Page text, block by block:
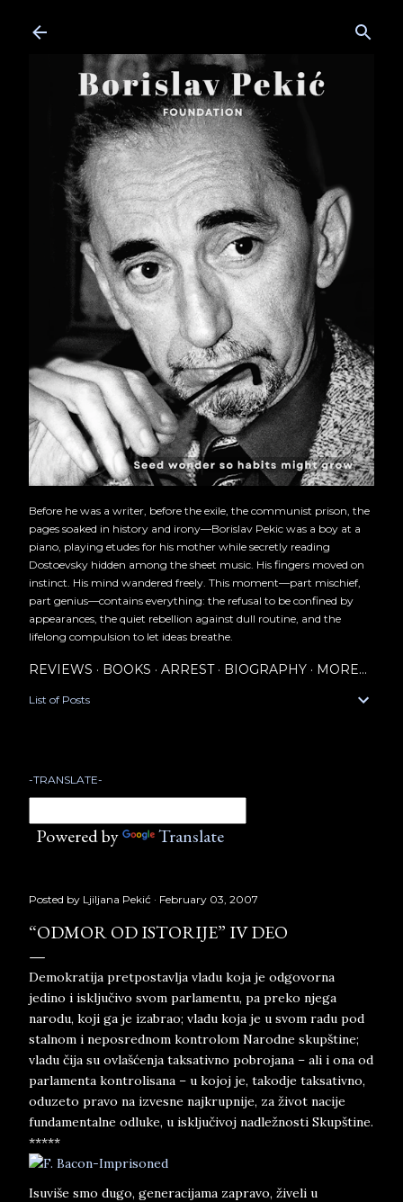
Before he was a writer, before the exile, the communist prison, the
pages soaked in history and irony—Borislav Pekic was a boy at a
piano, playing etudes for his mother while secretly reading
Dostoevsky hidden among the sheet music. His fingers moved on
instinct. His mind wandered freely. This moment—part mischief,
part genius—contains everything: the refusal to be confined by
appearances, the quiet rebellion against dull routine, and the
lifelong compulsion to let ideas breathe.
REVIEWS BOOKS ARREST BIOGRAPHY MORE…
List of Posts
-TRANSLATE-
Powered by Translate
Posted by Ljiljana Pekić February 03, 2007
“ODMOR OD ISTORIJE” IV DEO
Demokratija pretpostavlja vladu koja je odgovorna
jedino i isključivo svom parlamentu, pa preko njega
narodu, koji ga je izabrao; vladu koja je u svom radu pod
stalnom i neposrednom kontrolom Narodne skupštine;
vladu čija su ovlašćenja taksativno pobrojana – ali i ona od
parlamenta kontrolisana – u kojoj je, takodje taksativno,
oduzeto pravo na izvesne najkrupnije, za život nacije
fundamentalne odluke, u isključivoj nadležnosti Skupštine.
*****
Isuviše smo dugo, generacijama zapravo, živeli u